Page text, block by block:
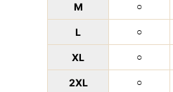
M ○
L ○
XL ○
2XL ○